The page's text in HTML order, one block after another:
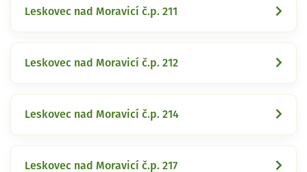
Leskovec nad Moravicí č.p. 211
Leskovec nad Moravicí č.p. 212
Leskovec nad Moravicí č.p. 214
Leskovec nad Moravicí č.p. 217